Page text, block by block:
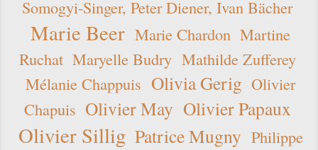
Somogyi-Singer, Peter Diener, Ivan Bächer
Marie Beer Marie Chardon Martine
Ruchat Maryelle Budry Mathilde Zufferey
Mélanie Chappuis Olivia Gerig Olivier
Chapuis Olivier May Olivier Papaux
Olivier Sillig Patrice Mugny Philippe